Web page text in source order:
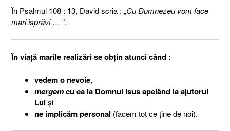
În Psalmul 108 : 13, David scria : „Cu Dumnezeu vom face
mari isprăvi… ”.
În viaţă marile realizări se obţin atunci când :
vedem o nevoie,
mergemcu ea la Domnul Isus apelând la ajutorul
Luişi
ne implicăm personal (facem tot ce ţine de noi).